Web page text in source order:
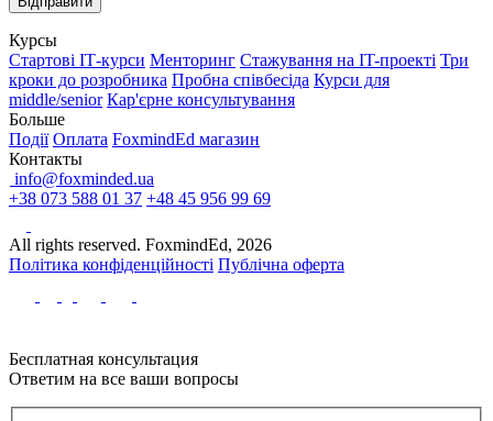
Курсы
Стартові IТ-курси Менторинг Стажування на IT-проекті Три
кроки до розробника Пробна співбесіда Курси для
middle/senior Кар'єрне консультування
Больше
Події Оплата FoxmindEd магазин
Контакты
info@foxminded.ua
+38 073 588 01 37 +48 45 956 99 69
All rights reserved. FoxmindEd, 2026
Політика конфіденційності Публічна оферта
Бесплатная консультация
Ответим на все ваши вопросы